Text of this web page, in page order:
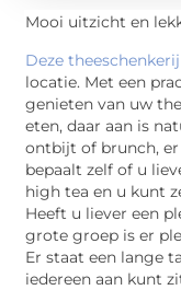
Mooi uitzicht en
Deze
locatie. Met een
genieten van uw
eten, daar aan is
ontbijt of brunch,
bepaalt zelf of u
high tea en u kunt
Heeft u liever een
grote groep is er
Er staat een lange
iedereen aan kunt